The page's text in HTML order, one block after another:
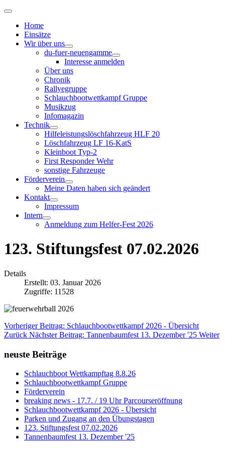
Home
Einsätze
Wir über uns
du-fuer-neuengamme
Interesse anmelden
Über uns
Chronik
Rallyegruppe
Schlauchbootwettkampf Gruppe
Musikzug
Infomagazin
Technik
Hilfeleistungslöschfahrzeug HLF 20
Löschfahrzeug LF 16-KatS
Kleinboot Typ-2
First Responder Wehr
sonstige Fahrzeuge
Förderverein
Meine Daten haben sich geändert
Kontakt
Impressum
Intern
Anmeldung zum Helfer-Fest 2026
123. Stiftungsfest 07.02.2026
Details
Erstellt: 03. Januar 2026
Zugriffe: 11528
Vorheriger Beitrag: Schlauchbootwettkampf 2026 - Übersicht
Zurück Nächster Beitrag: Tannenbaumfest 13. Dezember '25 Weiter
neuste Beiträge
Schlauchboot Wettkampftag 8.8.26
Schlauchbootwettkampf Gruppe
Förderverein
breaking news - 17.7. / 19 Uhr Parcourseröffnung
Schlauchbootwettkampf 2026 - Übersicht
Parken und Zugang an den Übungstagen
123. Stiftungsfest 07.02.2026
Tannenbaumfest 13. Dezember '25